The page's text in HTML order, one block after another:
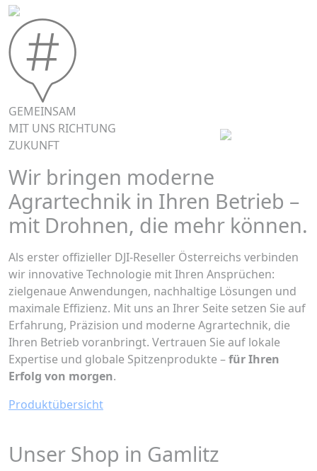
GEMEINSAM
MIT UNS RICHTUNG
ZUKUNFT
Wir bringen moderne
Agrartechnik in Ihren Betrieb –
mit Drohnen, die mehr können.
Als erster offizieller DJI-Reseller Österreichs verbinden
wir innovative Technologie mit Ihren Ansprüchen:
zielgenaue Anwendungen, nachhaltige Lösungen und
maximale Effizienz. Mit uns an Ihrer Seite setzen Sie auf
Erfahrung, Präzision und moderne Agrartechnik, die
Ihren Betrieb voranbringt. Vertrauen Sie auf lokale
Expertise und globale Spitzenprodukte –für Ihren
Erfolg von morgen.
Produktübersicht
Unser Shop in Gamlitz